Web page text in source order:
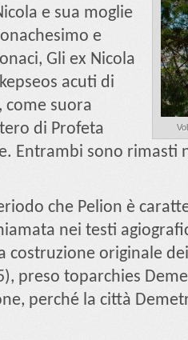
e sua moglie
e
Gli ex Nicola
acuti di
come suora
di Profeta
Entrambi sono rimasti
che Pelion è
nei testi
costruzione originale
preso toparchies
perché la città